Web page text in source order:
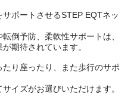
ポートさせるSTEP EQTネッ
倒予防、柔軟性サポートは、
期待されています。
り座ったり、また歩行のサポ
イズがお選びいただけます。